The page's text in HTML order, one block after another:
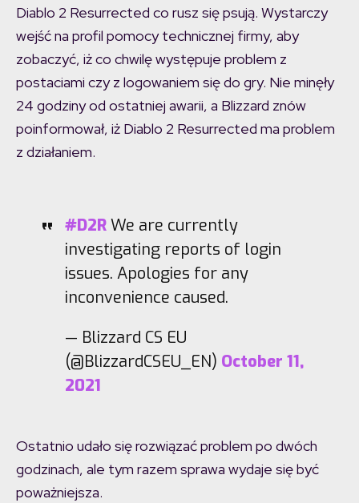
Diablo 2 Resurrected co rusz się psują. Wystarczy
wejść na profil pomocy technicznej firmy, aby
zobaczyć, iż co chwilę występuje problem z
postaciami czy z logowaniem się do gry. Nie minęły
24 godziny od ostatniej awarii, a Blizzard znów
poinformował, iż Diablo 2 Resurrected ma problem
z działaniem.
#D2RWe are currently
investigating reports of login
issues. Apologies for any
inconvenience caused.
— Blizzard CS EU
(@BlizzardCSEU_EN) October 11,
2021
Ostatnio udało się rozwiązać problem po dwóch
godzinach, ale tym razem sprawa wydaje się być
poważniejsza.